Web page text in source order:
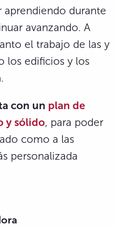
aprendiendo durante
avanzando. A
el trabajo de las y
los edificios y los
.
con un plan de
y sólido, para poder
como a las
personalizada